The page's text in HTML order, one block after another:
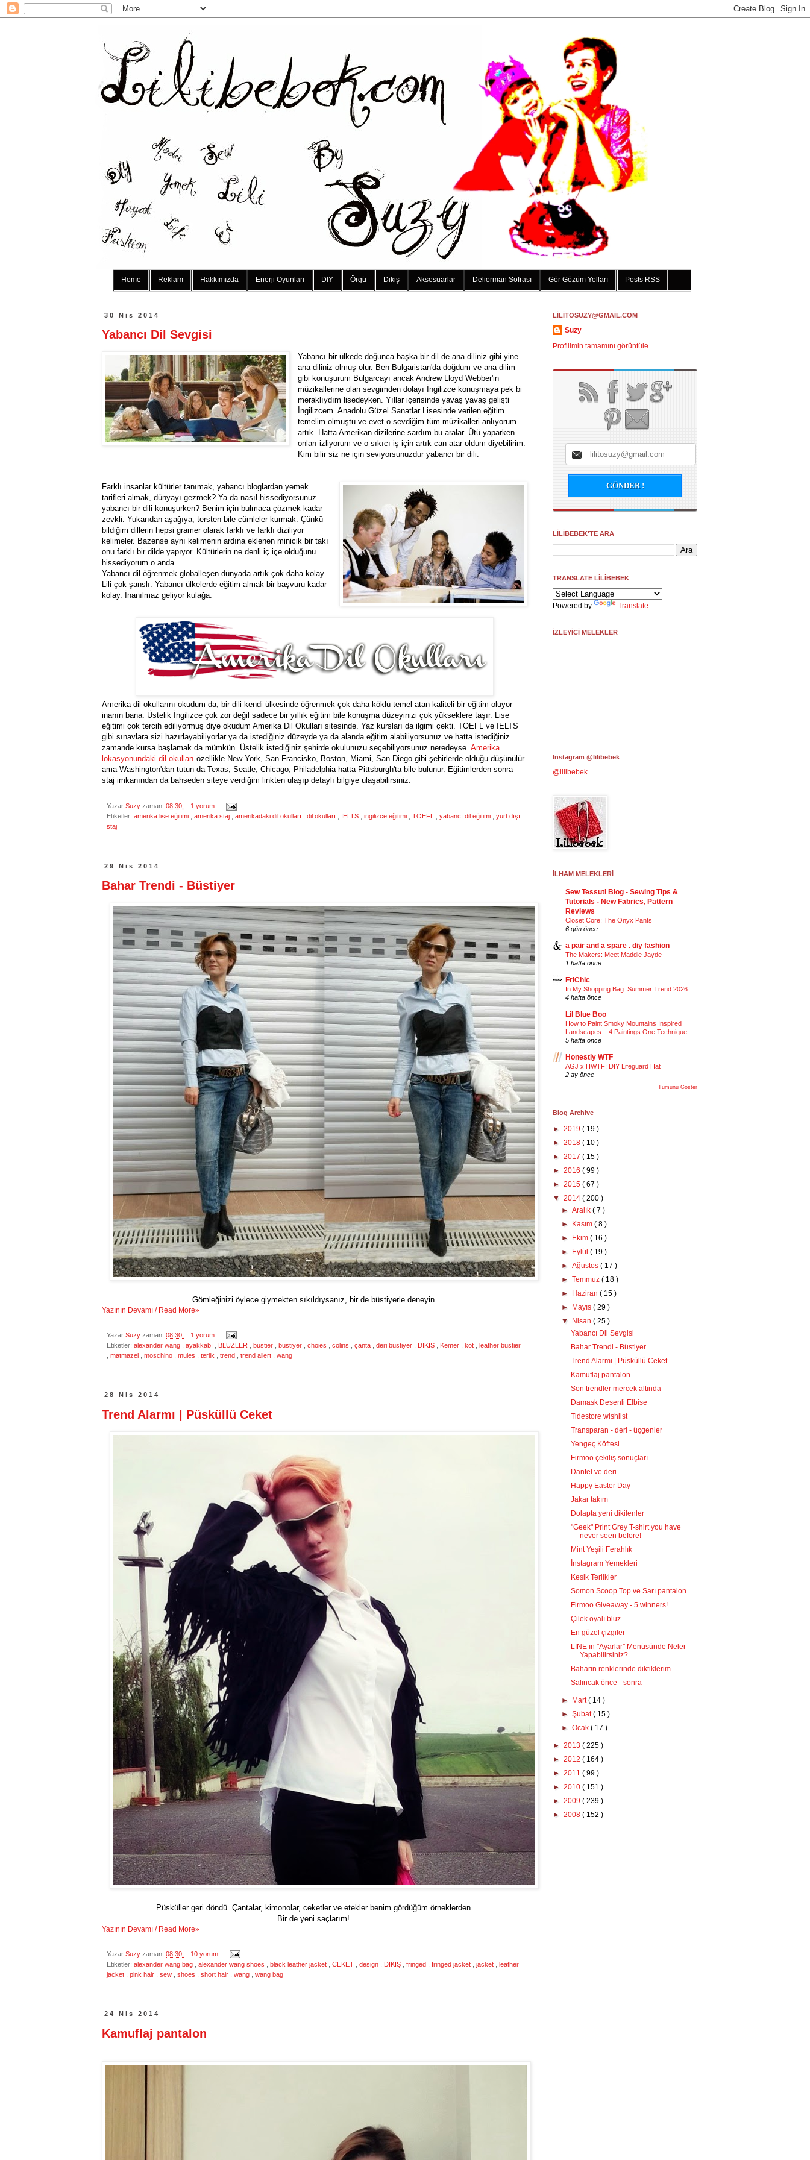
Home Reklam Hakkımızda Enerji Oyunları DIY Örgü Dikiş Aksesuarlar Deliorman Sofrası Gör Gözüm Yolları Posts RSS
30 Nis 2014
Yabancı Dil Sevgisi
Yabancı bir ülkede doğunca başka bir dil de ana diliniz gibi yine
ana diliniz olmuş olur. Ben Bulgaristan'da doğdum ve ana dilim
gibi konuşurum Bulgarcayı ancak Andrew Lloyd Webber'in
müzikallerine olan sevgimden dolayı İngilizce konuşmaya pek bi
meraklıydım lisedeyken. Yıllar içerisinde yavaş yavaş gelişti
İngilizcem. Anadolu Güzel Sanatlar Lisesinde verilen eğitim
temelim olmuştu ve evet o sevdiğim tüm müzikalleri anlıyorum
artık. Hatta Amerikan dizilerine sardım bu aralar. Ütü yaparken
onları izliyorum ve o sıkıcı iş için artık can atar oldum diyebilirim.
Kim bilir siz ne için seviyorsunuzdur yabancı bir dili.
Farklı insanlar kültürler tanımak, yabancı bloglardan yemek
tarifleri almak, dünyayı gezmek? Ya da nasıl hissediyorsunuz
yabancı bir dili konuşurken? Benim için bulmaca çözmek kadar
zevkli. Yukarıdan aşağıya, tersten bile cümleler kurmak. Çünkü
bildiğim dillerin hepsi gramer olarak farklı ve farklı diziliyor
kelimeler. Bazense aynı kelimenin ardına eklenen minicik bir takı
onu farklı bir dilde yapıyor. Kültürlerin ne denli iç içe olduğunu
hissediyorum o anda.
Yabancı dil öğrenmek globalleşen dünyada artık çok daha kolay.
Lili çok şanslı. Yabancı ülkelerde eğitim almak bir başvuru kadar
kolay. İnanılmaz geliyor kulağa.
Amerika dil okullarını okudum da, bir dili kendi ülkesinde öğrenmek çok daha köklü temel atan kaliteli bir eğitim oluyor
inanın bana. Üstelik İngilizce çok zor değil sadece bir yıllık eğitim bile konuşma düzeyinizi çok yükseklere taşır. Lise
eğitimi çok tercih ediliyormuş diye okudum Amerika Dil Okulları sitesinde. Yaz kursları da ilgimi çekti. TOEFL ve IELTS
gibi sınavlara sizi hazırlayabiliyorlar ya da istediğiniz düzeyde ya da alanda eğitim alabiliyorsunuz ve hatta istediğiniz
zamande kursa başlamak da mümkün. Üstelik istediğiniz şehirde okulunuzu seçebiliyorsunuz neredeyse. Amerika
lokasyonundaki dil okulları özellikle New York, San Francisko, Boston, Miami, San Diego gibi şehirlerde olduğu düşünülür
ama Washington'dan tutun da Texas, Seatle, Chicago, Philadelphia hatta Pittsburgh'ta bile bulunur. Eğitimlerden sonra
staj imkanından da bahseden siteye verdiğim linkten ulaşıp detaylı bilgiye ulaşabilirsiniz.
Yazar Suzy zaman: 08:30
1 yorum
Etiketler: amerika lise eğitimi amerika staj amerikadaki dil okulları dil okulları IELTS ingilizce eğitimi TOEFL yabancı dil eğitimi
yurt dışı
staj
29 Nis 2014
Bahar Trendi - Büstiyer
Gömleğinizi öylece giymekten sıkıldıysanız, bir de büstiyerle deneyin.
Yazının Devamı / Read More»
Yazar Suzy zaman: 08:30
1 yorum
Etiketler: alexander wang ayakkabı BLUZLER bustier büstiyer choies colins çanta deri büstiyer DİKİŞ Kemer kot
leather bustier
matmazel moschino mules terlik trend trend allert wang
28 Nis 2014
Trend Alarmı | Püsküllü Ceket
Püsküller geri döndü. Çantalar, kimonolar, ceketler ve etekler benim gördüğüm örneklerden.
Bir de yeni saçlarım!
Yazının Devamı / Read More»
Yazar Suzy zaman: 08:30
10 yorum
Etiketler: alexander wang bag alexander wang shoes black leather jacket CEKET design DİKİŞ fringed fringed jacket jacket
leather
jacket
pink hair sew shoes short hair wang wang bag
24 Nis 2014
Kamuflaj pantalon
LİLİTOSUZY@GMAİL.COM
Suzy
Profilimin tamamını görüntüle
LİLİBEBEK'TE ARA
TRANSLATE LİLİBEBEK
Powered by Translate
İZLEYİCİ MELEKLER
Instagram @lilibebek
@lilibebek
İLHAM MELEKLERİ
Sew Tessuti Blog - Sewing Tips &
Tutorials - New Fabrics, Pattern
Reviews
Closet Core: The Onyx Pants
6 gün önce
a pair and a spare . diy fashion
The Makers: Meet Maddie Jayde
1 hafta önce
FriChic
In My Shopping Bag: Summer Trend 2026
4 hafta önce
Lil Blue Boo
How to Paint Smoky Mountains Inspired
Landscapes – 4 Paintings One Technique
5 hafta önce
Honestly WTF
AGJ x HWTF: DIY Lifeguard Hat
2 ay önce
Tümünü Göster
Blog Archive
► 2019 ( 19 )
► 2018 ( 10 )
► 2017 ( 15 )
► 2016 ( 99 )
► 2015 ( 67 )
▼ 2014 ( 200 )
►Aralık( 7 )
►
Kasım( 8 )
►
Ekim( 16 )
►
Eylül( 19 )
►Ağustos( 17 )
►Temmuz( 18 )
►
Haziran( 15 )
►
Mayıs( 29 )
▼
Nisan( 25 )
Yabancı Dil Sevgisi
Bahar Trendi - Büstiyer
Trend Alarmı | Püsküllü Ceket
Kamuflaj pantalon
Son trendler mercek altında
Damask Desenli Elbise
Tidestore wishlist
Transparan - deri - üçgenler
Yengeç Köftesi
Firmoo çekiliş sonuçları
Dantel ve deri
Happy Easter Day
Jakar takım
Dolapta yeni dikilenler
"Geek" Print Grey T-shirt you have
never seen before!
Mint Yeşili Ferahlık
İnstagram Yemekleri
Kesik Terlikler
Somon Scoop Top ve Sarı pantalon
Firmoo Giveaway - 5 winners!
Çilek oyalı bluz
En güzel çizgiler
LINE’ın ''Ayarlar'' Menüsünde Neler
Yapabilirsiniz?
Baharın renklerinde diktiklerim
Salıncak önce - sonra
► Mart( 14 )
►Şubat( 15 )
►Ocak( 17 )
► 2013 ( 225 )
► 2012 ( 164 )
► 2011 ( 99 )
► 2010 ( 151 )
► 2009 ( 239 )
► 2008 ( 152 )